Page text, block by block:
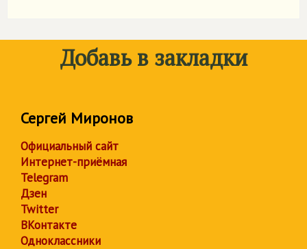
Добавь в закладки
Сергей Миронов
Официальный сайт
Интернет-приёмная
Telegram
Дзен
Twitter
ВКонтакте
Одноклассники